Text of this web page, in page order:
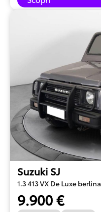
Suzuki SJ
1.3 413 VX De Luxe berlina
9.900 €